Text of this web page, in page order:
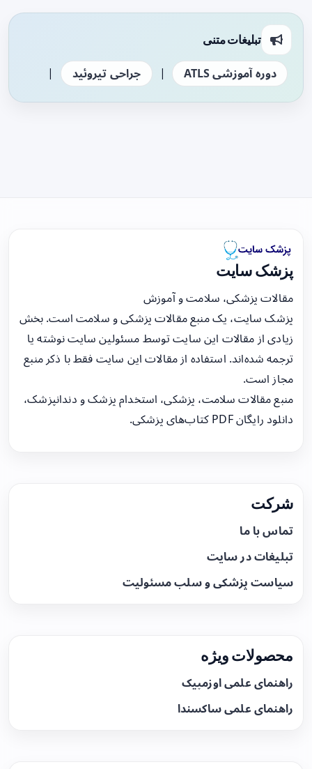
تبلیغات متنی
دوره آموزشی ATLS | جراحی تیروئید |
پزشک سایت
مقالات پزشکی، سلامت و آموزش
پزشک سایت، یک منبع مقالات پزشکی و سلامت است. بخش
زیادی از مقالات این سایت توسط مسئولین سایت نوشته یا
ترجمه شده‌اند. استفاده از مقالات این سایت فقط با ذکر منبع
مجاز است.
منبع مقالات سلامت، پزشکی، استخدام پزشک و دندانپزشک،
دانلود رایگان PDF کتاب‌های پزشکی.
شرکت
تماس با ما
تبلیغات در سایت
سیاست پزشکی و سلب مسئولیت
محصولات ویژه
راهنمای علمی اوزمپیک
راهنمای علمی ساکسندا